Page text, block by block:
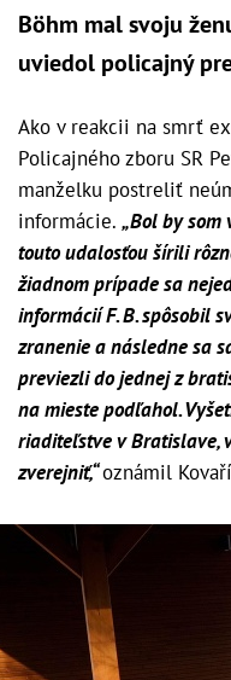
Böhm mal svoju
uviedol policajný
Ako v reakcii na smrť
Policajného zboru SR
manželku postreliť
informácie. „Bol by som
touto udalosťou šírili
žiadnom prípade sa
informácií F. B. spôsobil
zranenie a následne sa
previezli do jednej z
na mieste podľahol.
riaditeľstve v Bratislave,
zverejniť,“oznámil